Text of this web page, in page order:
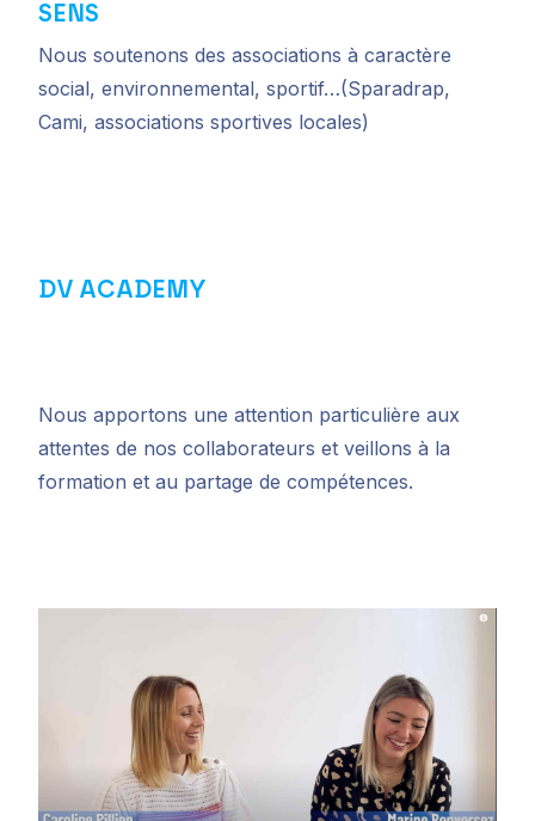
SENS
Nous soutenons des associations à caractère
social, environnemental, sportif…(Sparadrap,
Cami, associations sportives locales)
DV ACADEMY
Nous apportons une attention particulière aux
attentes de nos collaborateurs et veillons à la
formation et au partage de compétences.